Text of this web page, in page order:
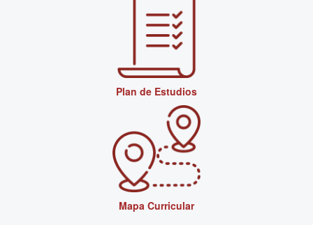
Plan de Estudios
Mapa Curricular